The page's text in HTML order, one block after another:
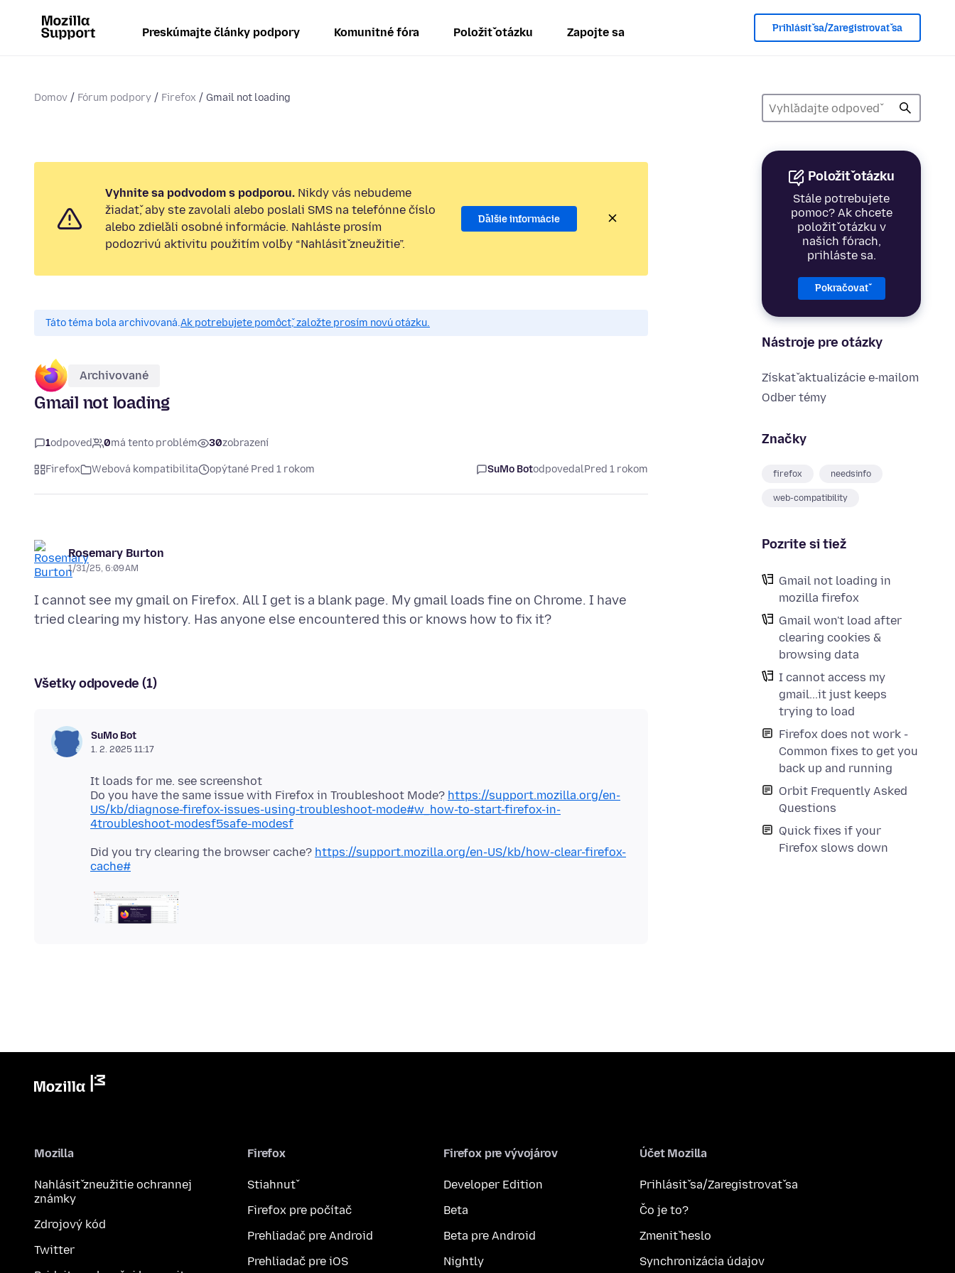
Preskúmajte články podpory Komunitné fóra Položiť otázku Zapojte sa Prihlásiť sa/Zaregistrovať sa
Domov Fórum podpory Firefox Gmail not loading
Položiť otázku
Stále potrebujete
pomoc? Ak chcete
položiť otázku v
našich fórach,
prihláste sa.
Pokračovať
Nástroje pre otázky
Získať aktualizácie e‑mailom
Odber témy
Značky
firefox needsinfo
web-compatibility
Pozrite si tiež
Gmail not loading in
mozilla firefox
Gmail won't load after
clearing cookies &
browsing data
I cannot access my
gmail...it just keeps
trying to load
Firefox does not work -
Common fixes to get you
back up and running
Orbit Frequently Asked
Questions
Quick fixes if your
Firefox slows down
Vyhnite sa podvodom s podporou. Nikdy vás nebudeme
žiadať, aby ste zavolali alebo poslali SMS na telefónne číslo
alebo zdieľali osobné informácie. Nahláste prosím
podozrivú aktivitu použitím voľby “Nahlásiť zneužitie”.
Ďalšie informácie
Táto téma bola archivovaná.Ak potrebujete pomôcť, založte prosím novú otázku.
Archivované
Gmail not loading
1odpoveď 0má tento problém 30zobrazení
Firefox Webová kompatibilita opýtané Pred 1 rokom SuMo BotodpovedalPred 1 rokom
Rosemary Burton
1/31/25, 6:09 AM
I cannot see my gmail on Firefox. All I get is a blank page. My gmail loads fine on Chrome. I have
Všetky odpovede (1)
SuMo Bot
1. 2. 2025 11:17
It loads for me. see screenshot
Do you have the same issue with Firefox in Troubleshoot Mode? https://support.mozilla.org/en-
US/kb/diagnose-firefox-issues-using-troubleshoot-mode#w_how-to-start-firefox-in-
4troubleshoot-modesf5safe-modesf
Did you try clearing the browser cache? https://support.mozilla.org/en-US/kb/how-clear-firefox-
cache#
Mozilla
Nahlásiť zneužitie ochrannej
známky
Zdrojový kód
Twitter
Firefox
Stiahnuť
Firefox pre počítač
Prehliadač pre Android
Prehliadač pre iOS
Firefox pre vývojárov
Developer Edition
Beta
Beta pre Android
Nightly
Účet Mozilla
Prihlásiť sa/Zaregistrovať sa
Čo je to?
Zmeniť heslo
Synchronizácia údajov